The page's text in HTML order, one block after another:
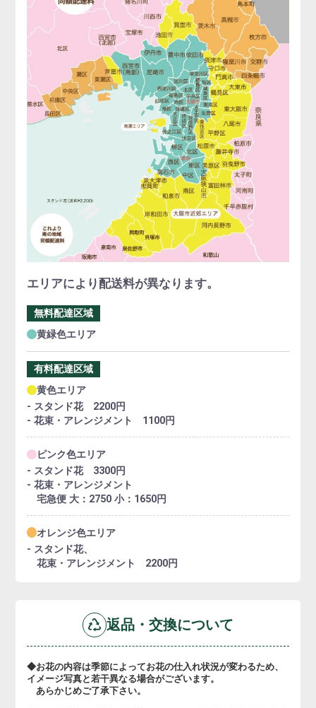
エリアにより配送料が異なります。
無料配達区域
黄緑色エリア
有料配達区域
黄色エリア
- スタンド花 2200円
- 花束・アレンジメント 1100円
ピンク色エリア
- スタンド花 3300円
- 花束・アレンジメント
宅急便 大：2750 小：1650円
オレンジ色エリア
- スタンド花、
花束・アレンジメント 2200円
返品・交換について
◆お花の内容は季節によってお花の仕入れ状況が変わるため、
イメージ写真と若干異なる場合がございます。
あらかじめご了承下さい。